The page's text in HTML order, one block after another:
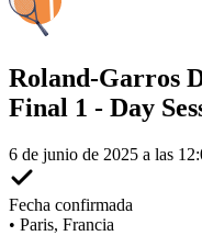
Roland-Garros
Final 1 - Day
6 de junio de 2025 a las
Fecha confirmada
• Paris, Francia